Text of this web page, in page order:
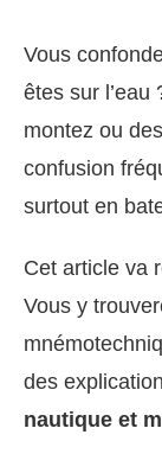
Vous
êtes sur l’eau
montez ou
confusion
surtout en
Cet article va
Vous y
des
nautique et